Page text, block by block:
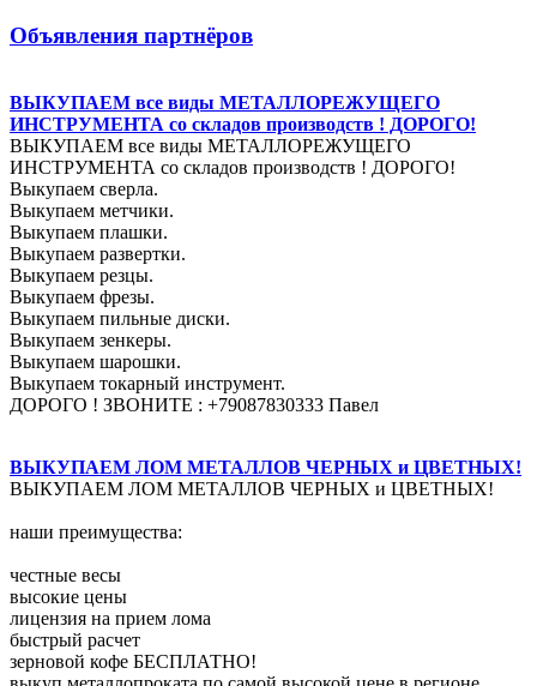
Объявления партнёров
ВЫКУПАЕМ все виды МЕТАЛЛОРЕЖУЩЕГО
ИНСТРУМЕНТА со складов производств ! ДОРОГО!
ВЫКУПАЕМ все виды МЕТАЛЛОРЕЖУЩЕГО
ИНСТРУМЕНТА со складов производств ! ДОРОГО!
Выкупаем сверла.
Выкупаем метчики.
Выкупаем плашки.
Выкупаем развертки.
Выкупаем резцы.
Выкупаем фрезы.
Выкупаем пильные диски.
Выкупаем зенкеры.
Выкупаем шарошки.
Выкупаем токарный инструмент.
ДОРОГО ! ЗВОНИТЕ : +79087830333 Павел
ВЫКУПАЕМ ЛОМ МЕТАЛЛОВ ЧЕРНЫХ и ЦВЕТНЫХ!
ВЫКУПАЕМ ЛОМ МЕТАЛЛОВ ЧЕРНЫХ и ЦВЕТНЫХ!
наши преимущества:
честные весы
высокие цены
лицензия на прием лома
быстрый расчет
зерновой кофе БЕСПЛАТНО!